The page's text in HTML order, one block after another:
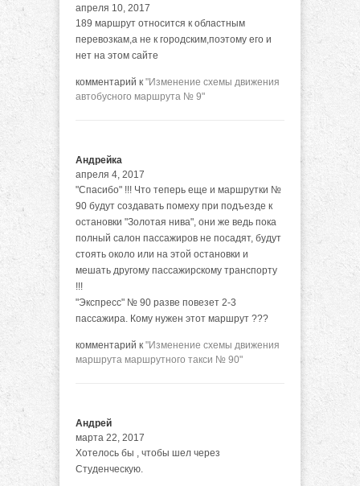
апреля 10, 2017
189 маршрут относится к областным
перевозкам,а не к городским,поэтому его и
нет на этом сайте
комментарий к "Изменение схемы движения
автобусного маршрута № 9"
Андрейка
апреля 4, 2017
"Спасибо" !!! Что теперь еще и маршрутки №
90 будут создавать помеху при подъезде к
остановки "Золотая нива", они же ведь пока
полный салон пассажиров не посадят, будут
стоять около или на этой остановки и
мешать другому пассажирскому транспорту
!!!
"Экспресс" № 90 разве повезет 2-3
пассажира. Кому нужен этот маршрут ???
комментарий к "Изменение схемы движения
маршрута маршрутного такси № 90"
Андрей
марта 22, 2017
Хотелось бы , чтобы шел через
Студенческую.